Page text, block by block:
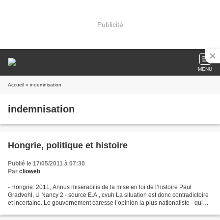
Publicité
MENU
Accueil » indemnisation
indemnisation
Hongrie, politique et histoire
Publié le 17/05/2011 à 07:30
Par clioweb
- Hongrie: 2011, Annus miserabilis de la mise en loi de l’histoire Paul
Gradvohl, U Nancy 2 - source E.A., cvuh La situation est donc contradictoire
et incertaine. Le gouvernement caresse l’opinion la plus nationaliste - qui